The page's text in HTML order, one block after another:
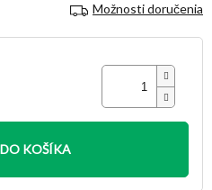
Možnosti doručenia
KOŠÍKA